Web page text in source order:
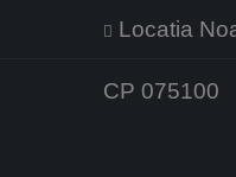
Locatia
CP 075100